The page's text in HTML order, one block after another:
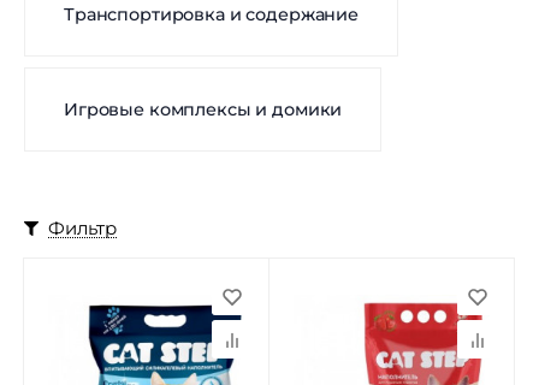
Транспортировка и содержание
Игровые комплексы и домики
Фильтр